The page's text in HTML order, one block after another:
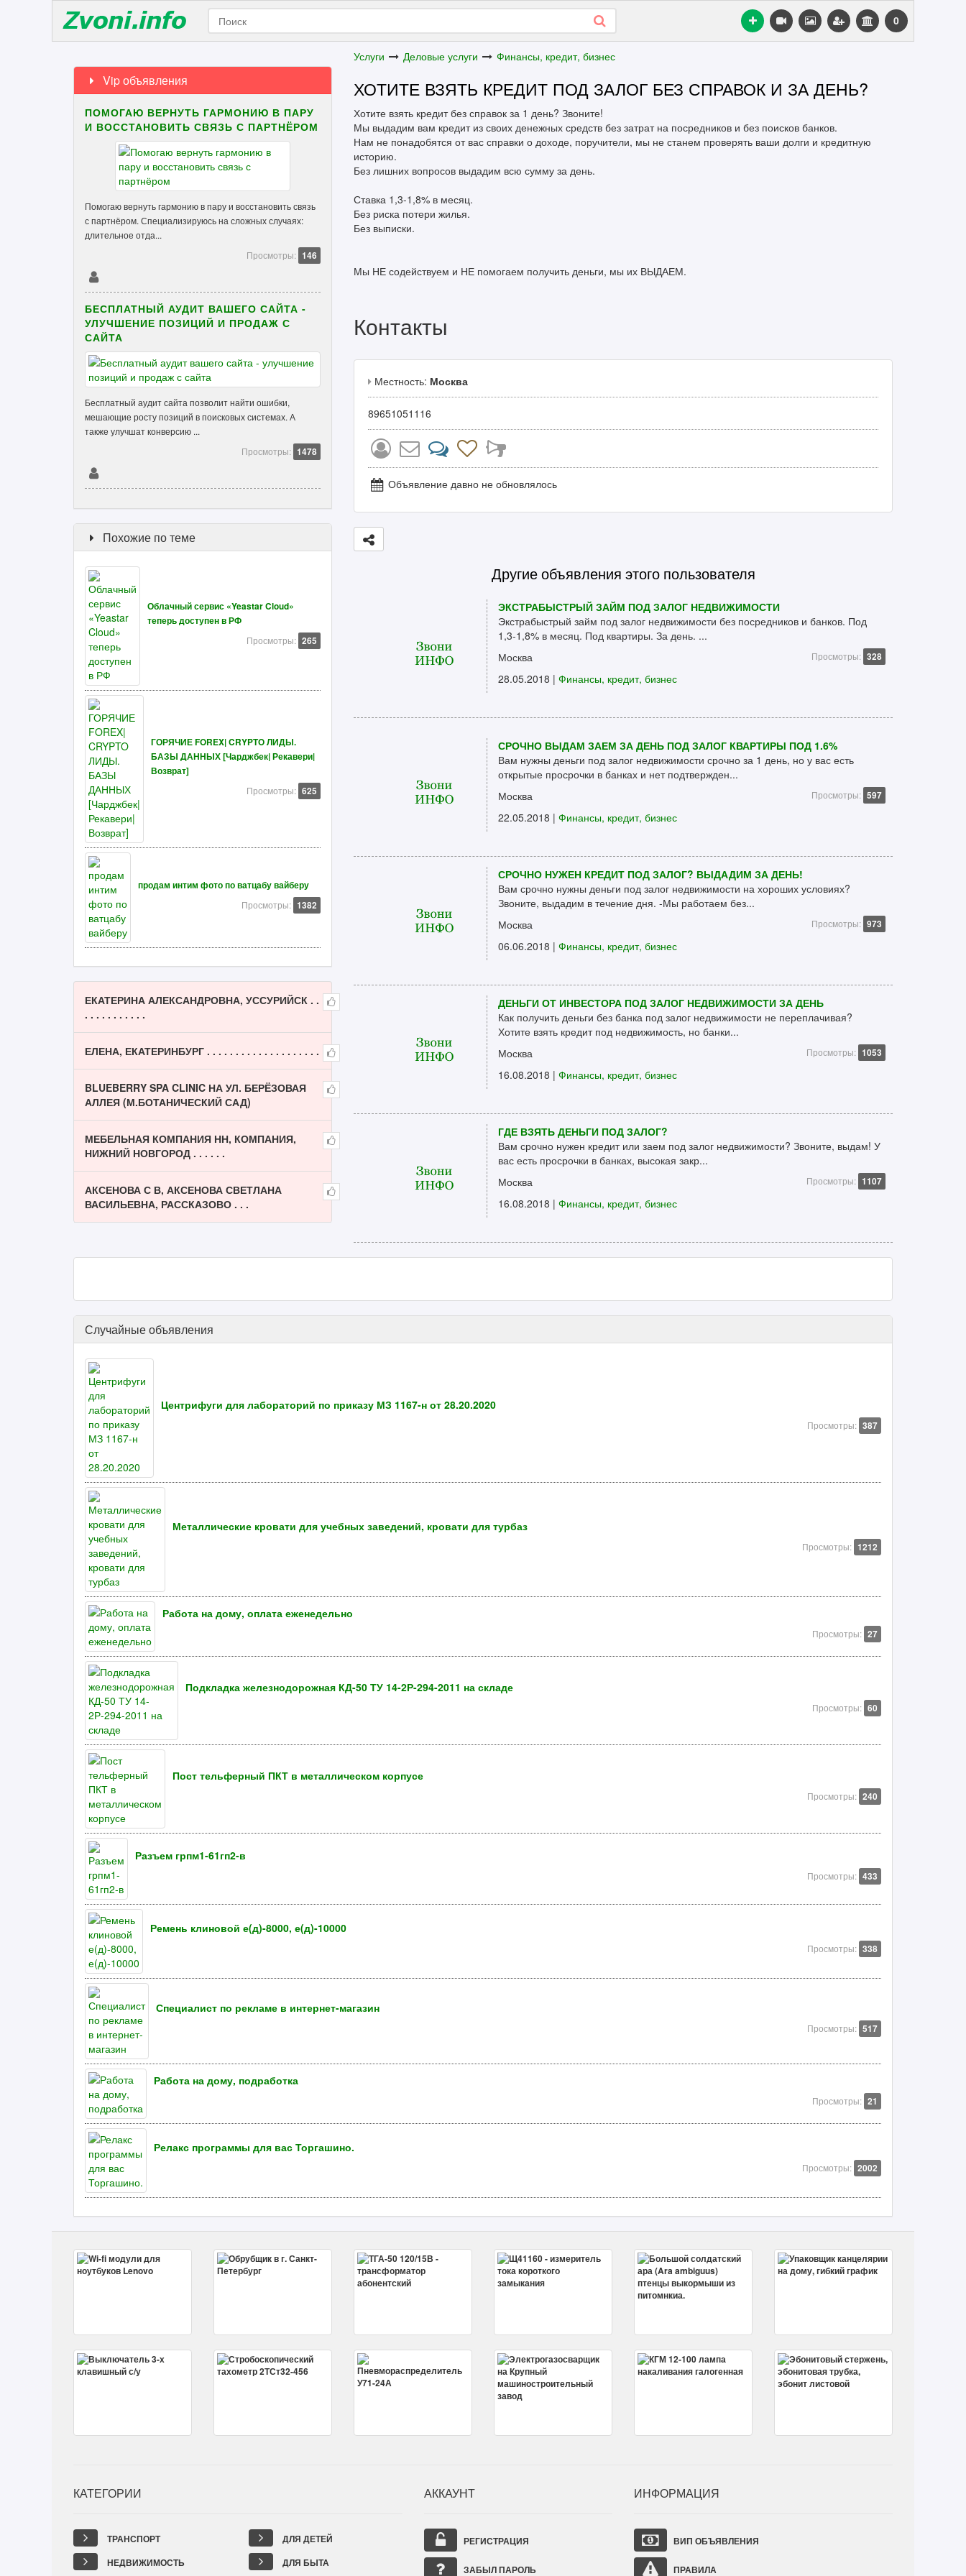
0
Услуги Деловые услуги Финансы, кредит, бизнес
ХОТИТЕ ВЗЯТЬ КРЕДИТ ПОД ЗАЛОГ БЕЗ СПРАВОК И ЗА ДЕНЬ?
Хотите взять кредит без справок за 1 день? Звоните!
Мы выдадим вам кредит из своих денежных средств без затрат на посредников и без поисков банков.
Нам не понадобятся от вас справки о доходе, поручители, мы не станем проверять ваши долги и кредитную
историю.
Без лишних вопросов выдадим всю сумму за день.
Ставка 1,3-1,8% в месяц.
Без риска потери жилья.
Без выписки.
Мы НЕ содействуем и НЕ помогаем получить деньги, мы их ВЫДАЕМ.
Контакты
Местность: Москва
89651051116
Объявление давно не обновлялось
Другие объявления этого пользователя
ЭКСТРАБЫСТРЫЙ ЗАЙМ ПОД ЗАЛОГ НЕДВИЖИМОСТИ
Экстрабыстрый займ под залог недвижимости без посредников и банков. Под
1,3-1,8% в месяц. Под квартиры. За день. ...
Москва
Просмотры: 328
28.05.2018 | Финансы, кредит, бизнес
СРОЧНО ВЫДАМ ЗАЕМ ЗА ДЕНЬ ПОД ЗАЛОГ КВАРТИРЫ ПОД 1.6%
Вам нужны деньги под залог недвижимости срочно за 1 день, но у вас есть
открытые просрочки в банках и нет подтвержден...
Москва
Просмотры: 597
22.05.2018 | Финансы, кредит, бизнес
СРОЧНО НУЖЕН КРЕДИТ ПОД ЗАЛОГ? ВЫДАДИМ ЗА ДЕНЬ!
Вам срочно нужны деньги под залог недвижимости на хороших условиях?
Звоните, выдадим в течение дня. -Мы работаем без...
Москва
Просмотры: 973
06.06.2018 | Финансы, кредит, бизнес
ДЕНЬГИ ОТ ИНВЕСТОРА ПОД ЗАЛОГ НЕДВИЖИМОСТИ ЗА ДЕНЬ
Как получить деньги без банка под залог недвижимости не переплачивая?
Хотите взять кредит под недвижимость, но банки...
Москва
Просмотры: 1053
16.08.2018 | Финансы, кредит, бизнес
ГДЕ ВЗЯТЬ ДЕНЬГИ ПОД ЗАЛОГ?
Вам срочно нужен кредит или заем под залог недвижимости? Звоните, выдам! У
вас есть просрочки в банках, высокая закр...
Москва
Просмотры: 1107
16.08.2018 | Финансы, кредит, бизнес
Vip объявления
ПОМОГАЮ ВЕРНУТЬ ГАРМОНИЮ В ПАРУ
И ВОССТАНОВИТЬ СВЯЗЬ С ПАРТНЁРОМ
Помогаю вернуть гармонию в пару и восстановить связь
с партнёром. Специализируюсь на сложных случаях:
длительное отда...
Просмотры: 146
БЕСПЛАТНЫЙ АУДИТ ВАШЕГО САЙТА -
УЛУЧШЕНИЕ ПОЗИЦИЙ И ПРОДАЖ С
САЙТА
Бесплатный аудит сайта позволит найти ошибки,
мешающие росту позиций в поисковых системах. А
также улучшат конверсию ...
Просмотры: 1478
Похожие по теме
Облачный сервис «Yeastar Cloud»
теперь доступен в РФ
Просмотры: 265
ГОРЯЧИЕ FOREX| CRYPTO ЛИДЫ.
БАЗЫ ДАННЫХ [Чарджбек| Рекавери|
Возврат]
Просмотры: 625
продам интим фото по ватцабу вайберу
Просмотры: 1382
ЕКАТЕРИНА АЛЕКСАНДРОВНА, УССУРИЙСК . .
. . . . . . . . . . .
ЕЛЕНА, ЕКАТЕРИНБУРГ . . . . . . . . . . . . . . . . . . . .
BLUEBERRY SPA CLINIC НА УЛ. БЕРЁЗОВАЯ
АЛЛЕЯ (М.БОТАНИЧЕСКИЙ САД)
МЕБЕЛЬНАЯ КОМПАНИЯ НН, КОМПАНИЯ,
НИЖНИЙ НОВГОРОД . . . . . .
АКСЕНОВА С В, АКСЕНОВА СВЕТЛАНА
ВАСИЛЬЕВНА, РАССКАЗОВО . . .
Случайные объявления
Центрифуги для лабораторий по приказу МЗ 1167-н от 28.20.2020
Просмотры: 387
Металлические кровати для учебных заведений, кровати для турбаз
Просмотры: 1212
Работа на дому, оплата еженедельно
Просмотры: 27
Подкладка железнодорожная КД-50 ТУ 14-2Р-294-2011 на складе
Просмотры: 60
Пост тельферный ПКТ в металлическом корпусе
Просмотры: 240
Разъем грпм1-61гп2-в
Просмотры: 433
Ремень клиновой е(д)-8000, е(д)-10000
Просмотры: 338
Специалист по рекламе в интернет-магазин
Просмотры: 517
Работа на дому, подработка
Просмотры: 21
Релакс программы для вас Торгашино.
Просмотры: 2002
КАТЕГОРИИ
ТРАНСПОРТ
НЕДВИЖИМОСТЬ
ДЛЯ ДЕТЕЙ
ДЛЯ БЫТА
АККАУНТ
РЕГИСТРАЦИЯ
ЗАБЫЛ ПАРОЛЬ
ИНФОРМАЦИЯ
ВИП ОБЪЯВЛЕНИЯ
ПРАВИЛА